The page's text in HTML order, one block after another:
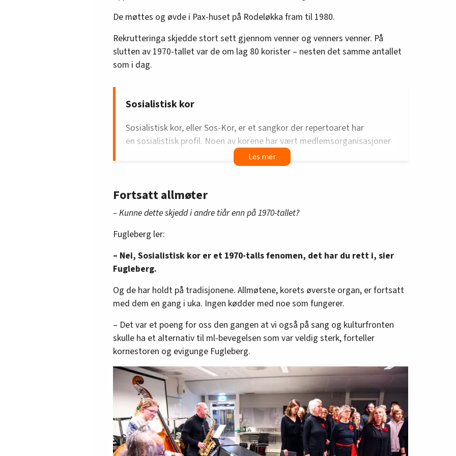
De møttes og øvde i Pax-huset på Rodeløkka fram til 1980.
Rekrutteringa skjedde stort sett gjennom venner og venners venner. På
slutten av 1970-tallet var de om lag 80 korister – nesten det samme antallet
som i dag.
Sosialistisk kor
Sosialistisk kor, eller Sos-Kor, er et sangkor der repertoaret har
en sosialistisk profil. Noen av korene har vært medlemsorganisasjoner
støttet via Sosialistisk opplysningsforbund. I Norge var Sosialistisk
opplysningsforbund (SO) en pådriver for å starte sosialistiske kor som
Forbundet skrev følgende i en bok utgitt i 1977:
marxistisk teori og analyse. Derfor gir SO ut ei rekke publikasjoner, m.a.
denne grunnboka i politisk organisering. [---] Men SO prøver også å
reise kulturkampen i sin fulle bredde på den norske venstrefløyen.
Viktige tiltak er å starte kor, musikkgrupper, få i gang teaterarbeid osb.
Sosialistisk kulturkamp er noko meir enn å dyrke den borgerlege fin-
kulturen. Det er m.a. å gjenreise arbeidarklassen sin eigen kultur, slik
Kilde: Wikipedia
Fortsatt allmøter
– Kunne dette skjedd i andre tiår enn på 1970-tallet?
Fugleberg ler:
– Nei, Sosialistisk kor er et 1970-talls fenomen, det har du rett i, sier
Fugleberg.
Og de har holdt på tradisjonene. Allmøtene, korets øverste organ, er fortsatt
med dem en gang i uka. Ingen kødder med noe som fungerer.
– Det var et poeng for oss den gangen at vi også på sang og kulturfronten
skulle ha et alternativ til ml-bevegelsen som var veldig sterk, forteller
kornestoren og evigunge Fugleberg.